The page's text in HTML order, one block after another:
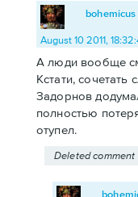
bohemicus
August 10 2011,
А люди вообще
Кстати, сочетать
Задорнов
полностью
отупел.
Deleted comment